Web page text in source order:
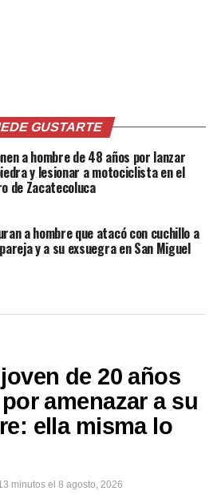
En «Nacionales»
su
VIOLENCIA
tres heridos dejo tiroteo en
Santa Ana
el patio de su propia vivienda en
GUSTARTE
a hombre de 48 años por lanzar
y lesionar a motociclista en el
de Zacatecoluca
a hombre que atacó con cuchillo a
y a su exsuegra en San Miguel
de 20 años
amenazar a su
ella misma lo
minutos el 8 agosto, 2026